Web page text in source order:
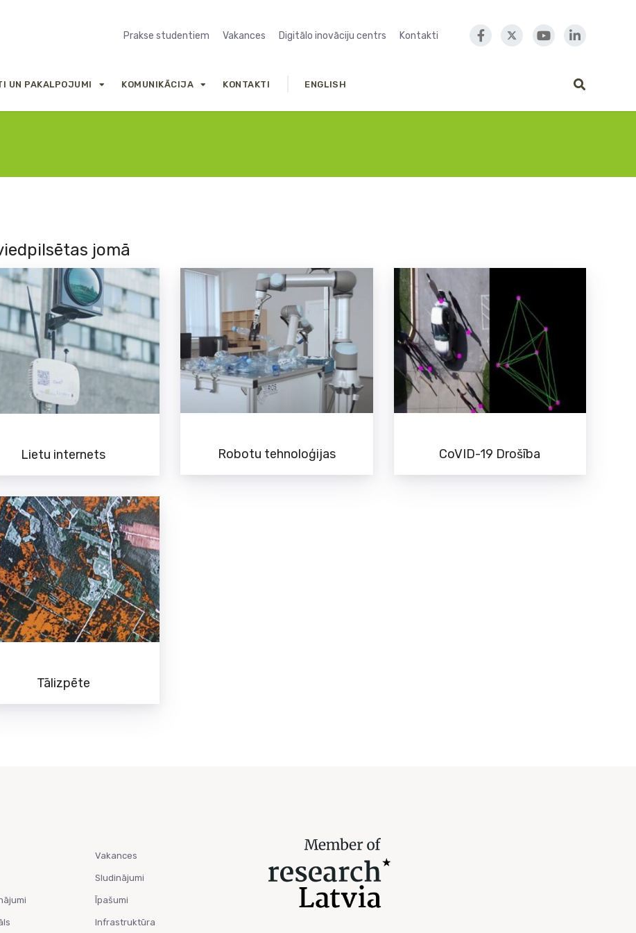
Prakse studentiem Vakances Digitālo inovāciju centrs Kontakti
UN PAKALPOJUMI KOMUNIKĀCIJA KONTAKTI ENGLISH
jomā
Lietu internets Robotu tehnoloģijas CoVID-19 Drošība
Tālizpēte
Vakances
Sludinājumi
Īpašumi
Infrastruktūra